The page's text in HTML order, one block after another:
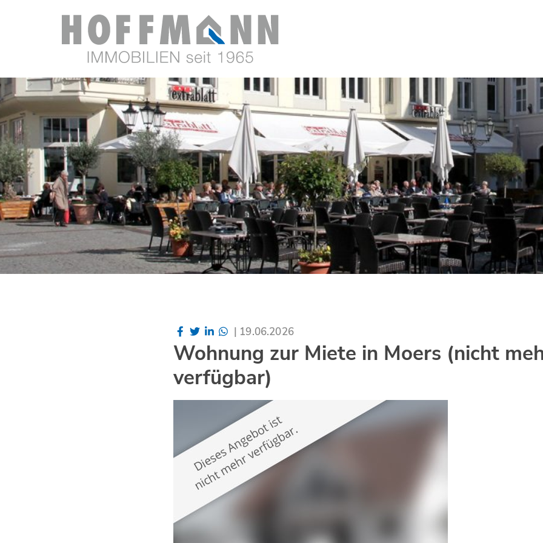
| 19.06.2026
Wohnung zur Miete in Moers (nicht
verfügbar)